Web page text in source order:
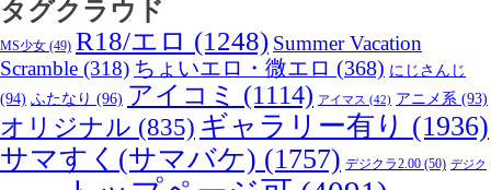
タグクラウド
MS少女 (49) R18/エロ (1248) Summer Vacation
Scramble (318) ちょいエロ・微エロ (368) にじさんじ
(94) ふたなり (96) アイコミ (1114) アイマス (42) アニメ系 (93)
オリジナル (835) ギャラリー有り (1936)
サマすく(サマバケ) (1757) デジクラ2.00 (50) デジク